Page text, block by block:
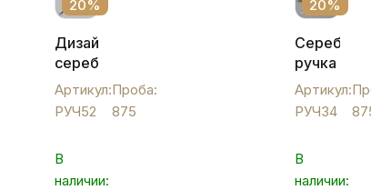
20%
Дизайнерская
серебряная
ручка
"Дина",
РУЧ52
Артикул:
РУЧ52
Проба:
875
В
наличии:
20%
ручка
с
позолотой
Артикул:
РУЧ34
В
наличии: